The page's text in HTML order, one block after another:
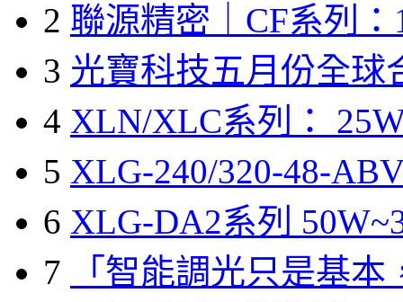
2 聯源精密｜CF系列：
3 光寶科技五月份全球
4 XLN/XLC系列：
5 XLG-240/320-48-
6 XLG-DA2系列
7
「智能調光只是基本